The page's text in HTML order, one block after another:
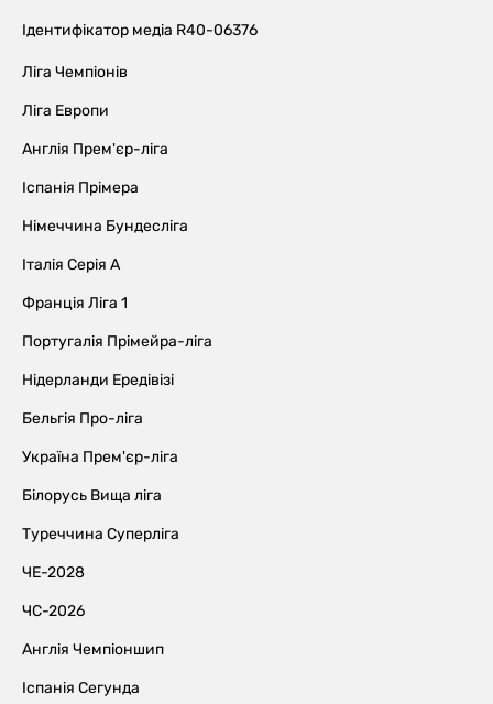
Ідентифікатор медіа R40-06376
Ліга Чемпіонів
Ліга Европи
Англія Прем'єр-ліга
Іспанія Прімера
Німеччина Бундесліга
Італія Серія А
Франція Ліга 1
Португалія Прімейра-ліга
Нідерланди Ередівізі
Бельгія Про-ліга
Україна Прем'єр-ліга
Білорусь Вища ліга
Туреччина Суперліга
ЧЕ-2028
ЧС-2026
Англія Чемпіоншип
Іспанія Сегунда